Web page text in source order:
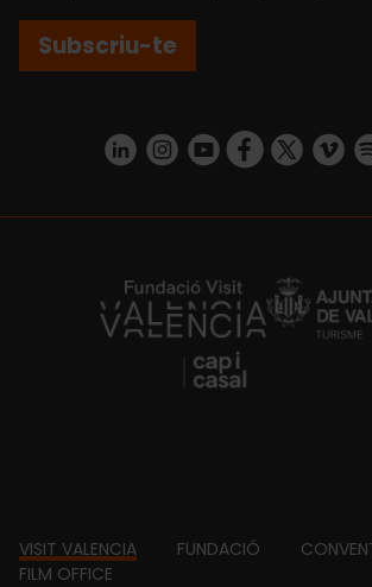
Subscriu-te
https://www.linkedin.com/company/turismo-valencia/mycompany/
https://https://https://https://
https://
Footer
VISIT VALENCIA FUNDACIÓ
FILM OFFICE